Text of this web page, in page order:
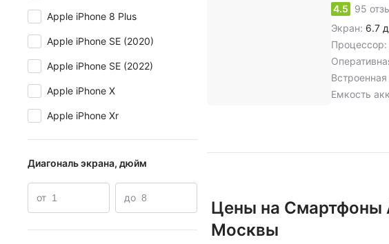
Apple iPhone 8 Plus
Apple iPhone SE (2020)
Apple iPhone SE (2022)
Apple iPhone X
Apple iPhone Xr
Диагональ экрана, дюйм
от до
4.5
95
Экран: 6.7
Процессор:
Емкость
Цены на Смартфоны
Москвы